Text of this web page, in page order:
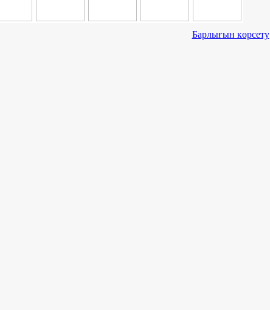
Барлығын көрсету